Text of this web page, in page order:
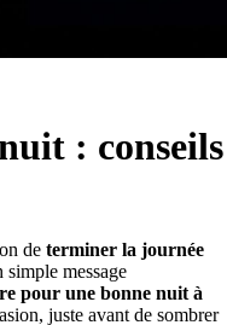
: conseils
de terminer la journée
simple message
pour une bonne nuit à
juste avant de sombrer